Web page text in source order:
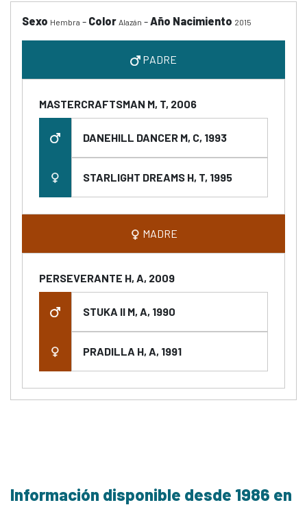
Sexo Hembra - Color Alazán -Año Nacimiento 2015
PADRE
MASTERCRAFTSMAN M, T, 2006
DANEHILL DANCER M, C, 1993
STARLIGHT DREAMS H, T, 1995
MADRE
PERSEVERANTE H, A, 2009
STUKA II M, A, 1990
PRADILLA H, A, 1991
Información disponible desde 1986 en